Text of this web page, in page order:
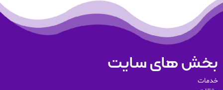
بخش های سایت
خدمات